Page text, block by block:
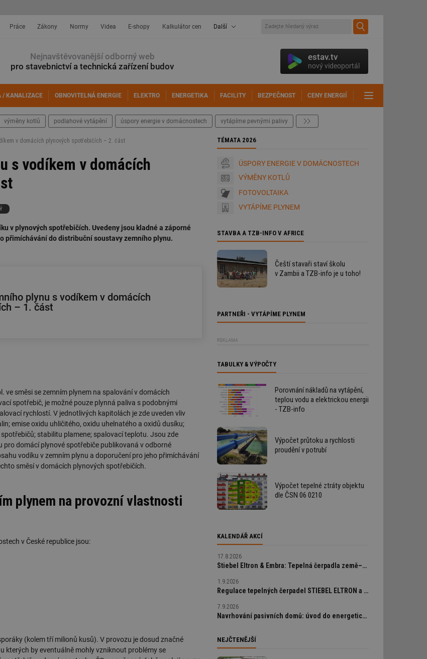
Práce Zákony Normy Videa E-shopy Kalkulátor cen Další
Nejnavštěvovanější odborný web
pro stavebnictví a technická zařízení budov
estav.tv
nový videoportál
/ KANALIZACE OBNOVITELNÁ ENERGIE ELEKTRO ENERGETIKA FACILITY BEZPEČNOST CENY ENERGIÍ
výměny kotlů podlahové vytápění úspory energie v domácnostech vytápíme pevnými palivy
v domácích plynových spotřebičích – 2. část
s vodíkem v domácích
v plynových spotřebičích. Uvedeny jsou kladné a záporné
přimíchávání do distribuční soustavy zemního plynu.
plynu s vodíkem v domácích
– 1. část
ve směsi se zemním plynem na spalování v domácích
spotřebič, je možné pouze plynná paliva s podobnými
rychlostí. V jednotlivých kapitolách je zde uveden vliv
emise oxidu uhličitého, oxidu uhelnatého a oxidů dusíku;
stabilitu plamene; spalovací teplotu. Jsou zde
domácí plynové spotřebiče publikovaná v odborné
vodíku v zemním plynu a doporučení pro jeho přimíchávání
směsí v domácích plynových spotřebičích.
plynem na provozní vlastnosti
v České republice jsou:
(kolem tří milionů kusů). V provozu je dosud značné
by eventuálně mohly vzniknout problémy se
TÉMATA 2026
ÚSPORY ENERGIE V DOMÁCNOSTECH
VÝMĚNY KOTLŮ
FOTOVOLTAIKA
VYTÁPÍME PLYNEM
STAVBA A TZB-INFO V AFRICE
Čeští stavaři staví školu
v Zambii a TZB-info je u toho!
PARTNEŘI - VYTÁPÍME PLYNEM
REKLAMA
TABULKY & VÝPOČTY
Porovnání nákladů na vytápění,
teplou vodu a elektrickou energii
- TZB-info
Výpočet průtoku a rychlosti
proudění v potrubí
Výpočet tepelné ztráty objektu
dle ČSN 06 0210
KALENDÁŘ AKCÍ
17.8.2026
Stiebel Eltron & Embra: Tepelná čerpadla země–voda a geotermální vrty od A do Z
1.9.2026
Regulace tepelných čerpadel STIEBEL ELTRON a chytrá bezdrátová zónová regulace UT/CHL Resideo EvoHome wifi
7.9.2026
Navrhování pasivních domů: úvod do energeticky úsporné výstavby
NEJČTENĚJŠÍ